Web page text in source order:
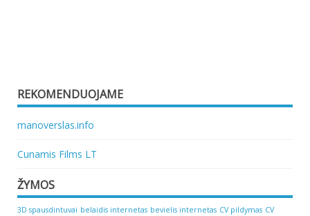
REKOMENDUOJAME
manoverslas.info
Cunamis Films LT
ŽYMOS
3D spausdintuvai belaidis internetas bevielis internetas CV pildymas CV